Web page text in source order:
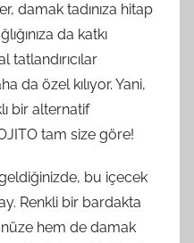
damak tadınıza hitap
da katkı
tatlandırıcılar
da özel kılıyor. Yani,
bir alternatif
tam size göre!
bu içecek
Renkli bir bardakta
hem de damak